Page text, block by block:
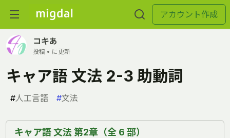
アカウント作成
コキあ
投稿 • に更新
キャア語 文法 2-3 助動詞
#人工言語 #文法
キャア語 文法 第2章（全 6 部）